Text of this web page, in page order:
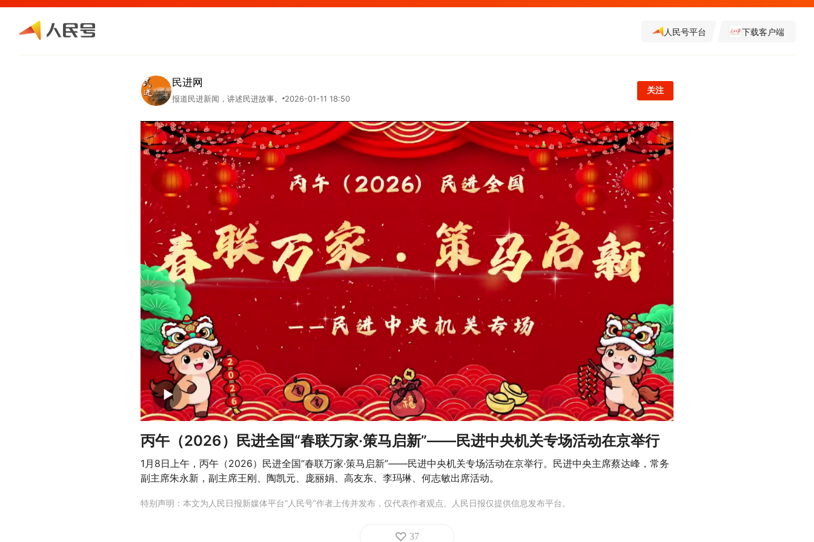
人民号平台 下载客户端
民进网
报道民进新闻，讲述民进故事。 2026-01-11 18:50
关注
丙午（2026）民进全国“春联万家·策马启新”——民进中央机关专场活动在京举行
1月8日上午，丙午（2026）民进全国“春联万家·策马启新”——民进中央机关专场活动在京举行。民进中央主席蔡达峰，常务
副主席朱永新，副主席王刚、陶凯元、庞丽娟、高友东、李玛琳、何志敏出席活动。
特别声明：本文为人民日报新媒体平台“人民号”作者上传并发布，仅代表作者观点。人民日报仅提供信息发布平台。
37